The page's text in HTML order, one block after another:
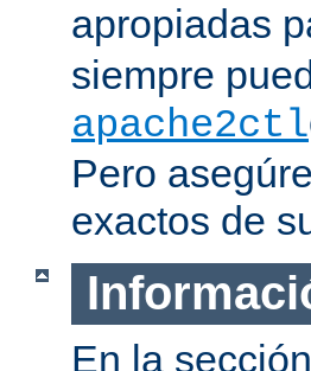
apropiadas
siempre
apache2ctl
Pero
exactos de
En la sección